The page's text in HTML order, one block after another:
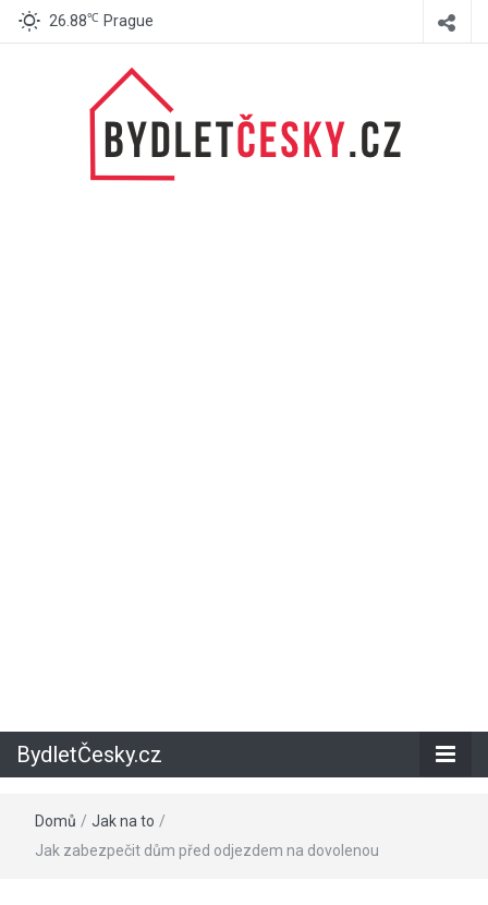
26.88℃ Prague
BydletČesky.cz
Domů / Jak na to /
Jak zabezpečit dům před odjezdem na dovolenou